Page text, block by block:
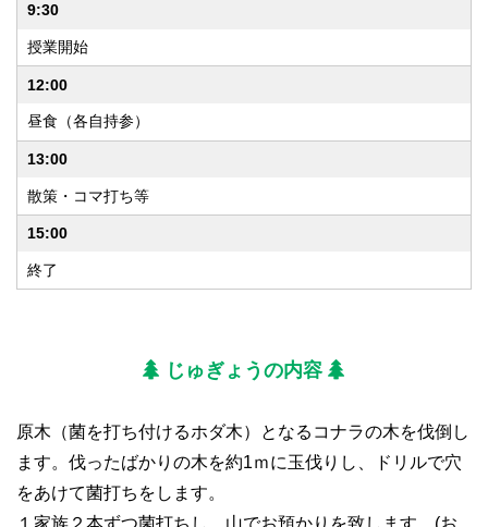
9:30
授業開始
12:00
昼食（各自持参）
13:00
散策・コマ打ち等
15:00
終了
じゅぎょうの内容
原木（菌を打ち付けるホダ木）となるコナラの木を伐倒し
ます。伐ったばかりの木を約1ｍに玉伐りし、ドリルで穴
をあけて菌打ちをします。
１家族２本ずつ菌打ちし、山でお預かりを致します。(お